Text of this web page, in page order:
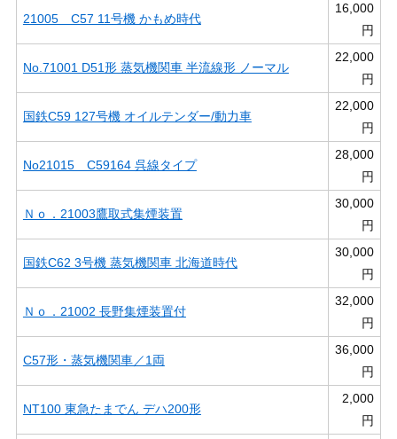
21005 C57 11号機 かもめ時代
16,000
円
No.71001 D51形 蒸気機関車 半流線形 ノーマル
22,000
円
国鉄C59 127号機 オイルテンダー/動力車
22,000
円
No21015 C59164 呉線タイプ
28,000
円
Ｎｏ．21003鷹取式集煙装置
30,000
円
国鉄C62 3号機 蒸気機関車 北海道時代
30,000
円
Ｎｏ．21002 長野集煙装置付
32,000
円
C57形・蒸気機関車／1両
36,000
円
NT100 東急たまでん デハ200形
2,000
円